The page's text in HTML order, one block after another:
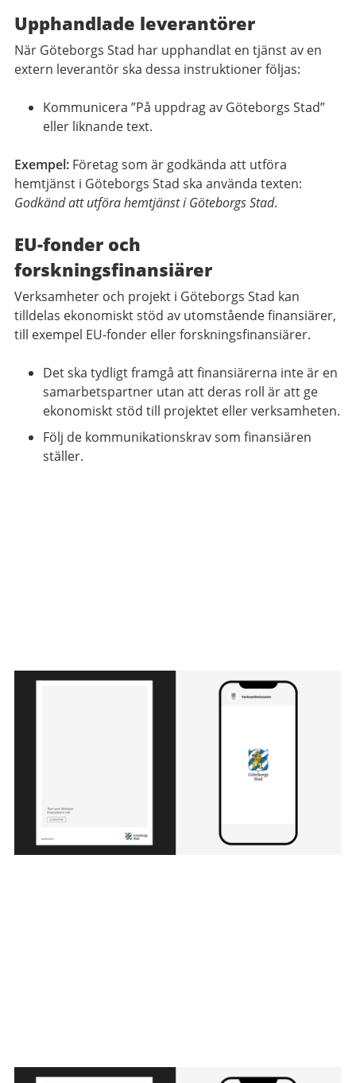
Upphandlade leverantörer
När Göteborgs Stad har upphandlat en tjänst av en
extern leverantör ska dessa instruktioner följas:
Kommunicera ”På uppdrag av Göteborgs Stad”
eller liknande text.
Exempel: Företag som är godkända att utföra
hemtjänst i Göteborgs Stad ska använda texten:
Godkänd att utföra hemtjänst i Göteborgs Stad.
EU-fonder och
forskningsfinansiärer
Verksamheter och projekt i Göteborgs Stad kan
tilldelas ekonomiskt stöd av utomstående finansiärer,
till exempel EU-fonder eller forskningsfinansiärer.
Det ska tydligt framgå att finansiärerna inte är en
samarbetspartner utan att deras roll är att ge
ekonomiskt stöd till projektet eller verksamheten.
Följ de kommunikationskrav som finansiären
ställer.